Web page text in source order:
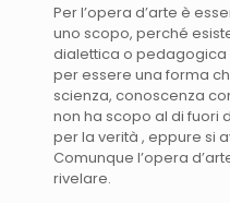
Per l’opera d’arte è
uno scopo, perché
dialettica o pedagogica
per essere una forma
scienza, conoscenza
non ha scopo al di fuori
per la verità , eppure si
Comunque l’opera
rivelare.